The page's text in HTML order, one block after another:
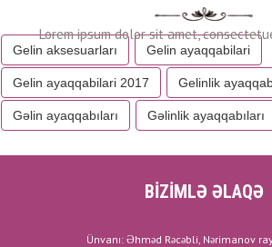
Gelin aksesuarları Gelin ayaqqabilari
Gelin ayaqqabilari 2017 Gelinlik
Gəlin ayaqqabıları Gəlinlik ayaqqabıları
BİZİMLƏ ƏLAQƏ
Ünvanı: Əhməd Rəcəbli, Nərimanov